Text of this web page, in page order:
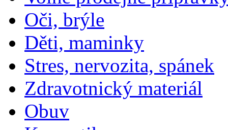
Oči, brýle
Děti, maminky
Stres, nervozita, spánek
Zdravotnický materiál
Obuv